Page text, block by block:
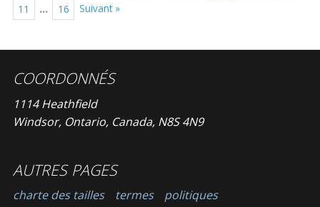
11
... 16 Suivant »
COORDONNÉS
1114 Heathfield
Windsor, Ontario, Canada, N8S 4N9
AUTRES PAGES
charte des tailles termes politiques